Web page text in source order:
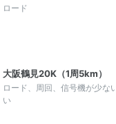
ロード
大阪鶴見20K（1周5km）
ロード、周回、信号機が少な
い